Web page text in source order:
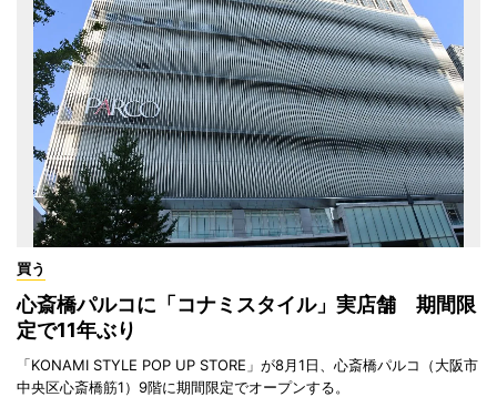
買う
心斎橋パルコに「コナミスタイル」実店舗 期間限
定で11年ぶり
「KONAMI STYLE POP UP STORE」が8月1日、心斎橋パルコ（大阪市
中央区心斎橋筋1）9階に期間限定でオープンする。